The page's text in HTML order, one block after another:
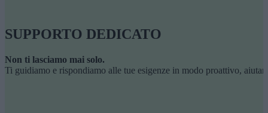
SUPPORTO DEDICATO
Non ti lasciamo mai solo.
Ti guidiamo e rispondiamo alle tue esigenze in modo proattivo,